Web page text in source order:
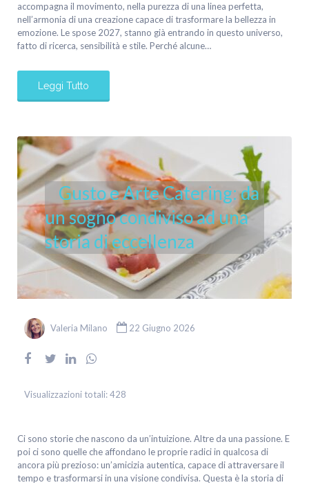
accompagna il movimento, nella purezza di una linea perfetta,
nell’armonia di una creazione capace di trasformare la bellezza in
emozione. Le spose 2027, stanno già entrando in questo universo,
fatto di ricerca, sensibilità e stile. Perché alcune…
Leggi Tutto
Gusto e Arte Catering: da
un sogno condiviso ad una
storia di eccellenza
Valeria Milano 22 Giugno 2026
Visualizzazioni totali:428
Ci sono storie che nascono da un’intuizione. Altre da una passione. E
poi ci sono quelle che affondano le proprie radici in qualcosa di
ancora più prezioso: un’amicizia autentica, capace di attraversare il
tempo e trasformarsi in una visione condivisa. Questa è la storia di